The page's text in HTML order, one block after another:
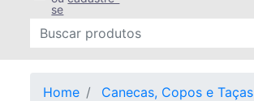
se
Home Canecas, Copos e Taças